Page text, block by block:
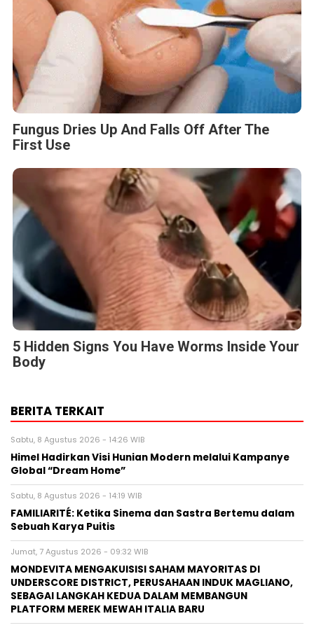
Fungus Dries Up And Falls Off After The
First Use
5 Hidden Signs You Have Worms Inside Your
Body
BERITA TERKAIT
Sabtu, 8 Agustus 2026 - 14:26 WIB
Himel Hadirkan Visi Hunian Modern melalui Kampanye
Global “Dream Home”
Sabtu, 8 Agustus 2026 - 14:19 WIB
FAMILIARITÉ: Ketika Sinema dan Sastra Bertemu dalam
Sebuah Karya Puitis
Jumat, 7 Agustus 2026 - 09:32 WIB
MONDEVITA MENGAKUISISI SAHAM MAYORITAS DI
UNDERSCORE DISTRICT, PERUSAHAAN INDUK MAGLIANO,
SEBAGAI LANGKAH KEDUA DALAM MEMBANGUN
PLATFORM MEREK MEWAH ITALIA BARU